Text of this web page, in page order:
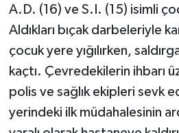
A.D. (16) ve S.I. (15) isimli
Aldıkları bıçak darbeleriyle
çocuk yere yığılırken,
kaçtı. Çevredekilerin ihbarı
polis ve sağlık ekipleri sevk
yerindeki ilk müdahalesinin